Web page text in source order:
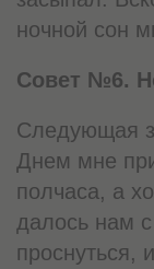
ночной сон
Совет №6.
Следующая
Днем мне
полчаса, а
далось нам
проснуться,